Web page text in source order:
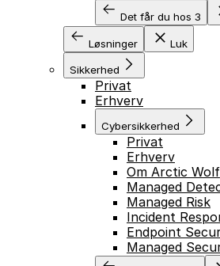
Det får du hos 3
Løsninger Luk
Sikkerhed
Privat
Erhverv
Cybersikkerhed
Privat
Erhverv
Om Arctic Wolf
Managed
Managed Risk
Incident
Endpoint
Managed